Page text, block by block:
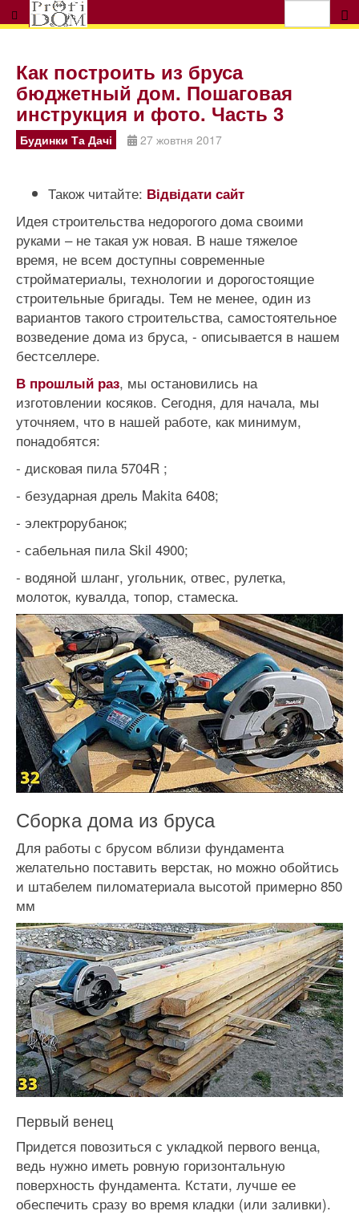
Как построить из бруса
бюджетный дом. Пошаговая
инструкция и фото. Часть 3
Будинки Та Дачі 27 жовтня 2017
Також читайте: Відвідати сайт
Идея строительства недорогого дома своими
руками – не такая уж новая. В наше тяжелое
время, не всем доступны современные
стройматериалы, технологии и дорогостоящие
строительные бригады. Тем не менее, один из
вариантов такого строительства, самостоятельное
возведение дома из бруса, - описывается в нашем
бестселлере.
В прошлый раз, мы остановились на
изготовлении косяков. Сегодня, для начала, мы
уточняем, что в нашей работе, как минимум,
понадобятся:
- дисковая пила 5704R ;
- безударная дрель Makita 6408;
- электрорубанок;
- сабельная пила Skil 4900;
- водяной шланг, угольник, отвес, рулетка,
молоток, кувалда, топор, стамеска.
Сборка дома из бруса
Для работы с брусом вблизи фундамента
желательно поставить верстак, но можно обойтись
и штабелем пиломатериала высотой примерно 850
мм
Первый венец
Придется повозиться с укладкой первого венца,
ведь нужно иметь ровную горизонтальную
поверхность фундамента. Кстати, лучше ее
обеспечить сразу во время кладки (или заливки).